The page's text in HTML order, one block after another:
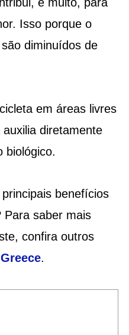
Isso porque o
diminuídos de
em áreas livres
diretamente
biológico.
benefícios
Para saber mais
confira outros
.